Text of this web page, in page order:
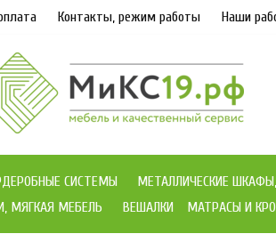
Контакты, режим работы Наши
СИСТЕМЫ МЕТАЛЛИЧЕСКИЕ
МЯГКАЯ МЕБЕЛЬ
ВЕШАЛКИ МАТРАСЫ И